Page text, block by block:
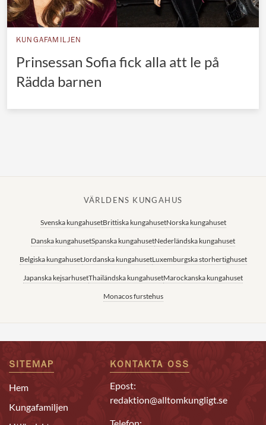
Jordanska kungahuset
Luxemburgska storhertighuset
Japanska kejsarhuset
KUNGAFAMILJEN
Prinsessan Sofia fick alla att le på
Rädda barnen
VÄRLDENS KUNGAHUS
Svenska kungahusetBrittiska kungahusetNorska kungahuset
Danska kungahusetSpanska kungahusetNederländska kungahuset
Belgiska kungahusetJordanska kungahusetLuxemburgska storhertighuset
Japanska kejsarhusetThailändska kungahusetMarockanska kungahuset
Monacos furstehus
SITEMAP
Hem
Kungafamiljen
KONTAKTA OSS
Epost:
redaktion@alltomkungligt.se